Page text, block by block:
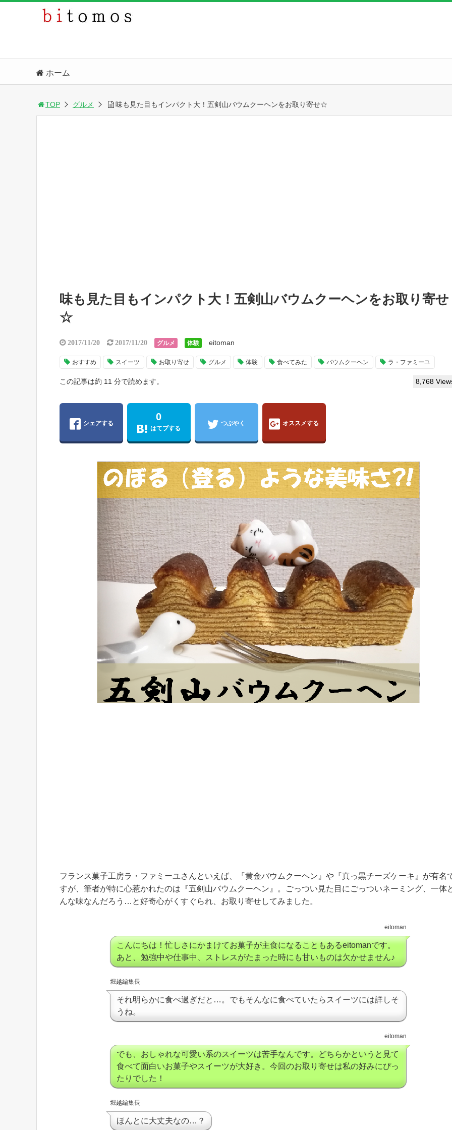
ホーム
TOP グルメ 味も見た目もインパクト大！五剣山バウムクーヘンをお取り寄せ☆
味も見た目もインパクト大！五剣山バウムクーヘンをお取り寄せ
☆
2017/11/20 2017/11/20 グルメ 体験 eitoman
おすすめ スイーツ お取り寄せ グルメ 体験 食べてみた バウムクーヘン ラ・ファミーユ
この記事は約 11 分で読めます。 8,768
シェアする
0
はてブする
つぶやく オススメする
フランス菓子工房ラ・ファミーユさんといえば、『黄金バウムクーヘン』や『真っ黒チーズケーキ』が有名
すが、筆者が特に心惹かれたのは『五剣山バウムクーヘン』。ごっつい見た目にごっついネーミング、一体
んな味なんだろう…と好奇心がくすぐられ、お取り寄せしてみました。
eitoman
こんにちは！忙しさにかまけてお菓子が主食になることもあるeitomanです。
あと、勉強中や仕事中、ストレスがたまった時にも甘いものは欠かせません♪
堀越編集長
それ明らかに食べ過ぎだと…。でもそんなに食べていたらスイーツには詳しそ
うね。
eitoman
でも、おしゃれな可愛い系のスイーツは苦手なんです。どちらかというと見て
食べて面白いお菓子やスイーツが大好き。今回のお取り寄せは私の好みにぴっ
たりでした！
堀越編集長
ほんとに大丈夫なの…？